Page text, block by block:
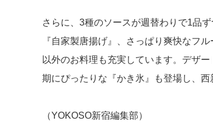
さらに、3種のソースが週替わりで1品
『自家製唐揚げ』、さっぱり爽快なフ
以外のお料理も充実しています。デザ
期にぴったりな『かき氷』も登場し、
（YOKOSO新宿編集部）